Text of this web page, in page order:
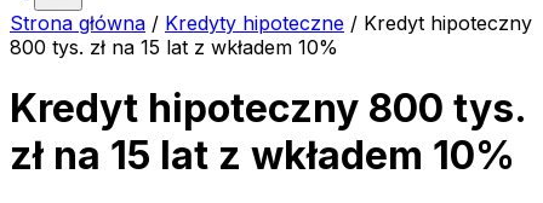
Strona główna / Kredyty hipoteczne / Kredyt hipoteczny
800 tys. zł na 15 lat z wkładem 10%
Kredyt hipoteczny 800 tys.
zł na 15 lat z wkładem 10%